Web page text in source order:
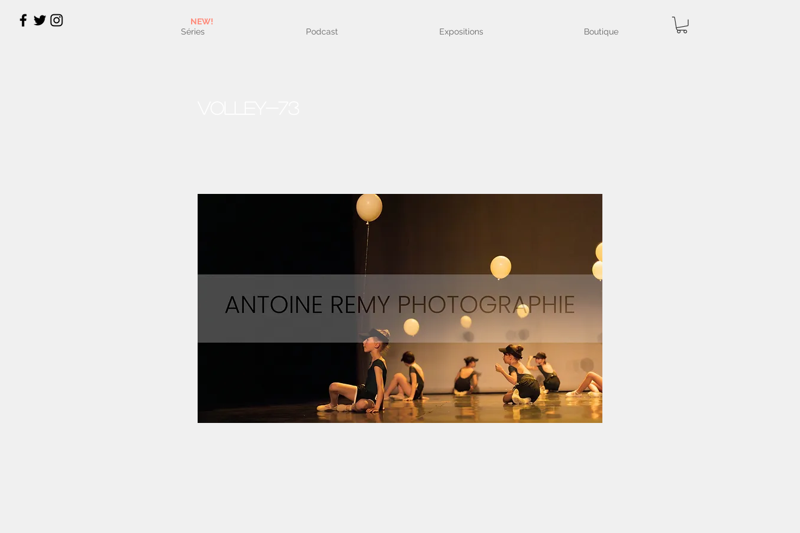
Séries Podcast Expositions Boutique
NEW!